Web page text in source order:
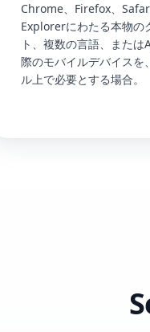
Chrome、Firefox、
Explorerにわたる本物の
ト、複数の言語、また
際のモバイルデバイスを
ル上で必要とする場合。